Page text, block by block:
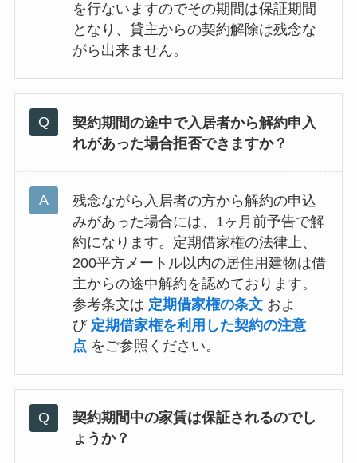
を行ないますのでその期間は保証期間
となり、貸主からの契約解除は残念な
がら出来ません。
契約期間の途中で入居者から解約申入
れがあった場合拒否できますか？
残念ながら入居者の方から解約の申込
みがあった場合には、1ヶ月前予告で解
約になります。定期借家権の法律上、
200平方メートル以内の居住用建物は借
主からの途中解約を認めております。
参考条文は 定期借家権の条文およ
び 定期借家権を利用した契約の注意
点 をご参照ください。
契約期間中の家賃は保証されるのでし
ょうか？